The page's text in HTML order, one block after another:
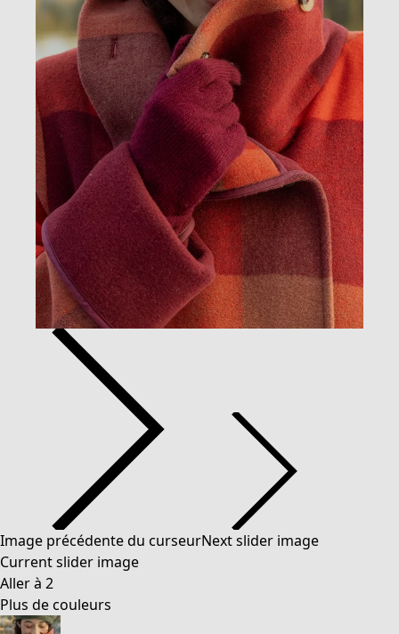
Image précédente du curseurNext slider image
Current slider image
Aller à 2
Plus de couleurs